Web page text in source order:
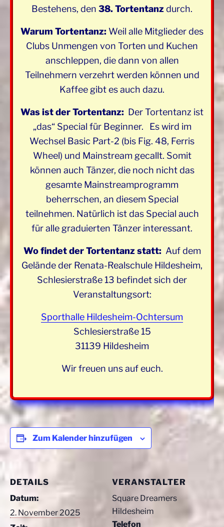
Bestehens, den 38. Tortentanz durch.
Warum Tortentanz: Weil alle Mitglieder des
Clubs Unmengen von Torten und Kuchen
anschleppen, die dann von allen
Teilnehmern verzehrt werden können und
Kaffee gibt es auch dazu.
Was ist der Tortentanz: Der Tortentanz ist
„das“ Special für Beginner. Es wird im
Wechsel Basic Part-2 (bis Fig. 48, Ferris
Wheel) und Mainstream gecallt. Somit
können auch Tänzer, die noch nicht das
gesamte Mainstreamprogramm
beherrschen, an diesem Special
teilnehmen. Natürlich ist das Special auch
für alle graduierten Tänzer interessant.
Wo findet der Tortentanz statt: Auf dem
Gelände der Renata-Realschule Hildesheim,
Schlesierstraße 13 befindet sich der
Veranstaltungsort:
Sporthalle Hildesheim-Ochtersum
Schlesierstraße 15
31139 Hildesheim
Wir freuen uns auf euch.
Zum Kalender hinzufügen
DETAILS
Datum:
2. November 2025
VERANSTALTER
Square Dreamers
Hildesheim
Telefon